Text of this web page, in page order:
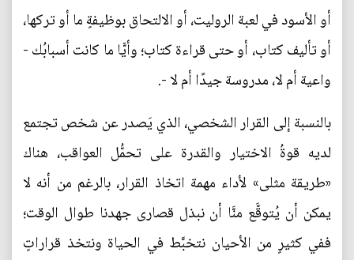
أو الأسود في لعبة الروليت، أو الالتحاق بوظيفةٍ ما أو تركها،
أو تأليف كتاب، أو حتى قراءة كتاب؛ وأيًّا ما كانت أسبابُك -
واعية أم لا، مدروسة جيدًا أم لا -.
بالنسبة إلى القرار الشخصي، الذي يَصدر عن شخص تجتمع
لديه قوةُ الاختيار والقدرة على تحمُّل العواقب، هناك
«طريقة مثلى» لأداء مهمة اتخاذ القرار، بالرغم من أنه لا
يمكن أن يُتوقَّع منَّا أن نبذل قصارى جهدنا طوال الوقت؛
ففي كثيرٍ من الأحيان نتخبَّط في الحياة ونتخذ قراراتٍ